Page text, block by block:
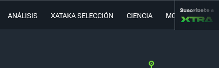
ANÁLISIS XATAKA SELECCIÓN CIENCIA MOVILIDAD
Suscríbete a